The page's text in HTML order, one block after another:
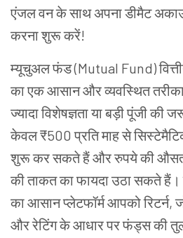
एंजल वन के साथ अपना डीमैट
करना शुरू करें!
म्यूचुअल फंड (Mutual Fund)
का एक आसान और व्यवस्थित
ज्यादा विशेषज्ञता या बड़ी पूंजी की
केवल ₹500 प्रति माह से
शुरू कर सकते हैं और रुपये की औसत
की ताकत का फायदा उठा सकते
का आसान प्लेटफॉर्म आपको रिटर्न,
और रेटिंग के आधार पर फंड्स की